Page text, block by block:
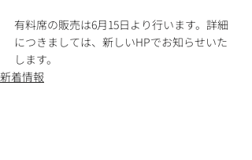
有料席の販売は6月15日より行います。詳細
につきましては、新しいHPでお知らせいた
します。
新着情報